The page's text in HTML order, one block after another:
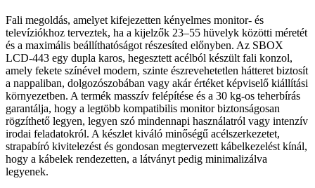
Fali megoldás, amelyet kifejezetten kényelmes monitor- és
televíziókhoz terveztek, ha a kijelzők 23–55 hüvelyk közötti méretét
és a maximális beállíthatóságot részesíted előnyben. Az SBOX
LCD-443 egy dupla karos, hegesztett acélból készült fali konzol,
amely fekete színével modern, szinte észrevehetetlen hátteret biztosít
a nappaliban, dolgozószobában vagy akár értéket képviselő kiállítási
környezetben. A termék masszív felépítése és a 30 kg-os teherbírás
garantálja, hogy a legtöbb kompatibilis monitor biztonságosan
rögzíthető legyen, legyen szó mindennapi használatról vagy intenzív
irodai feladatokról. A készlet kiváló minőségű acélszerkezetet,
strapabíró kivitelezést és gondosan megtervezett kábelkezelést kínál,
hogy a kábelek rendezetten, a látványt pedig minimalizálva
legyenek.